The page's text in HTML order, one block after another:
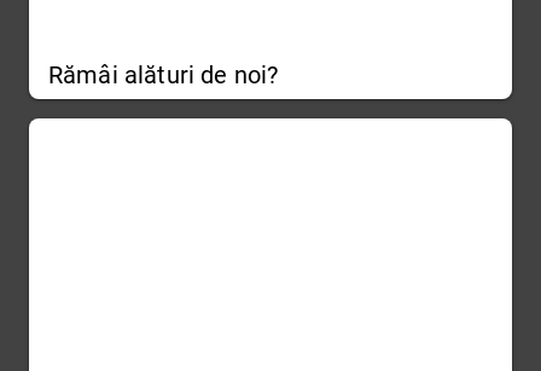
Rămâi alături de noi?